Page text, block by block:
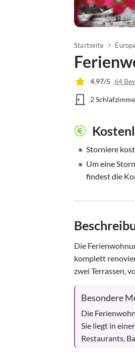
Startseite Europa
4.97/5 64
2
• Storniere
• Um eine
findest die
Die
komplett
zwei Terrassen,
Besondere
Die
Sie liegt in
Restaurants,